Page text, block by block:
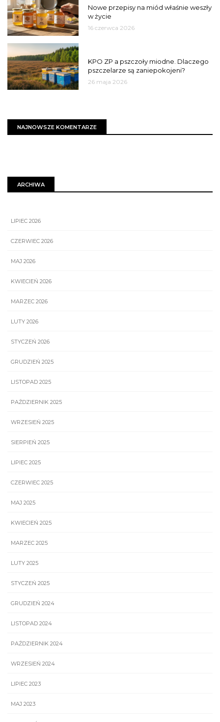
Nowe przepisy na miód właśnie weszły
w życie
16 czerwca 2026
KPO ZP a pszczoły miodne. Dlaczego
pszczelarze są zaniepokojeni?
26 maja 2026
NAJNOWSZE KOMENTARZE
ARCHIWA
LIPIEC 2026
CZERWIEC 2026
MAJ 2026
KWIECIEŃ 2026
MARZEC 2026
LUTY 2026
STYCZEŃ 2026
GRUDZIEŃ 2025
LISTOPAD 2025
PAŹDZIERNIK 2025
WRZESIEŃ 2025
SIERPIEŃ 2025
LIPIEC 2025
CZERWIEC 2025
MAJ 2025
KWIECIEŃ 2025
MARZEC 2025
LUTY 2025
STYCZEŃ 2025
GRUDZIEŃ 2024
LISTOPAD 2024
PAŹDZIERNIK 2024
WRZESIEŃ 2024
LIPIEC 2023
MAJ 2023